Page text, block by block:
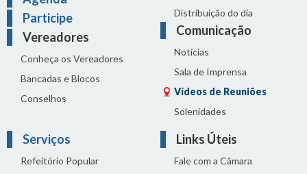
Participe
Vereadores
Conheça os Vereadores
Bancadas e Blocos
Conselhos
Distribuição do dia
Comunicação
Notícias
Sala de Imprensa
Vídeos de Reuniões
Solenidades
Serviços
Refeitório Popular
Links Úteis
Fale com a Câmara